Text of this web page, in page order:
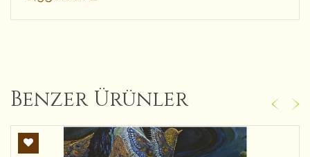
Benzer Ürünler